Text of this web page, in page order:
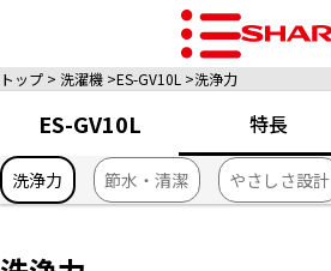
トップ 洗濯機 ES-GV10L 洗浄力
ES-GV10L 特長
洗浄力 節水・清潔 やさしさ設計